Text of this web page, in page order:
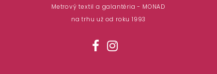
Metrový textil a galantéria - MONAD
na trhu už od roku 1993